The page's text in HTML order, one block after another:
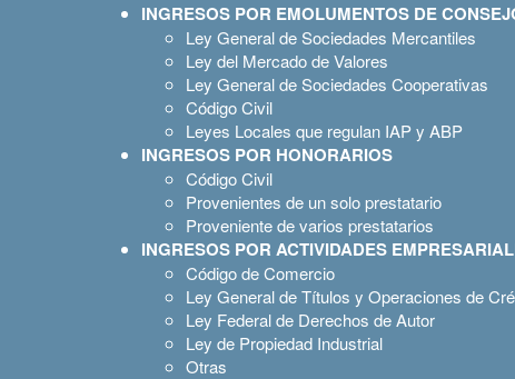
INGRESOS POR EMOLUMENTOS DE
Ley General de Sociedades Mercantiles
Ley del Mercado de Valores
Ley General de Sociedades Cooperativas
Código Civil
Leyes Locales que regulan IAP y ABP
INGRESOS POR HONORARIOS
Código Civil
Provenientes de un solo prestatario
Proveniente de varios prestatarios
INGRESOS POR ACTIVIDADES
Código de Comercio
Ley General de Títulos y Operaciones de
Ley Federal de Derechos de Autor
Ley de Propiedad Industrial
Otras